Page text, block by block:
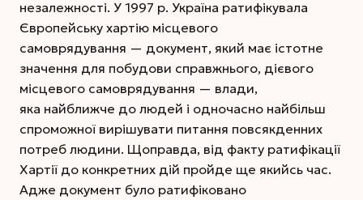
незалежності. У 1997 р. Україна ратифікувала
Європейську хартію місцевого
самоврядування — документ, який має істотне
значення для побудови справжнього, дієвого
місцевого самоврядування — влади,
яка найближче до людей і одночасно найбільш
спроможної вирішувати питання повсякденних
потреб людини. Щоправда, від факту ратифікації
Хартії до конкретних дій пройде ще якийсь час.
Адже документ було ратифіковано